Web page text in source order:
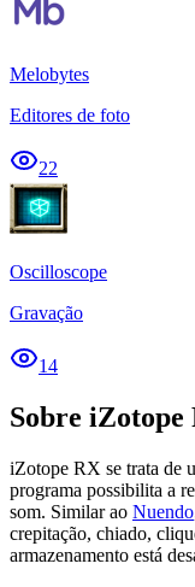
Melobytes
Editores de foto
22
Oscilloscope
Gravação
14
Sobre iZotope
iZotope RX se trata de
programa possibilita a
som. Similar ao Nuendo
crepitação, chiado,
armazenamento está